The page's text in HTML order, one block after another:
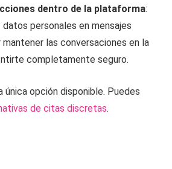
dentro de la plataforma:
personales en mensajes
las conversaciones en la
completamente seguro.
única opción disponible. Puedes
de citas discretas.